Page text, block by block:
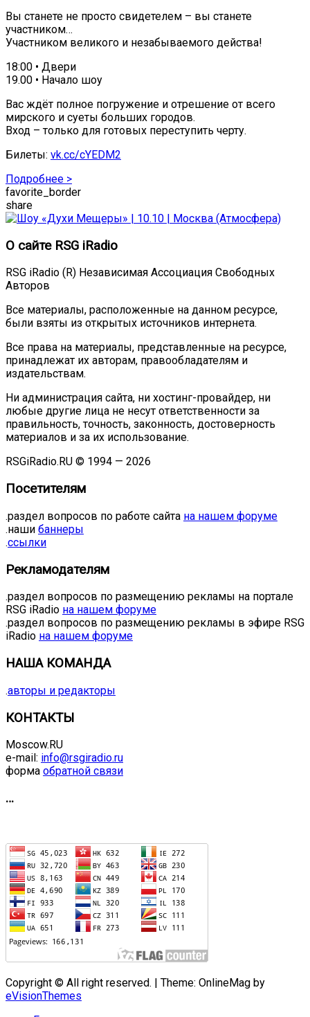
Вы станете не просто свидетелем – вы станете
участником…
Участником великого и незабываемого действа!
18:00 • Двери
19.00 • Начало шоу
Вас ждёт полное погружение и отрешение от всего
мирского и суеты больших городов.
Вход – только для готовых переступить черту.
Билеты: vk.cc/cYEDM2
Подробнее >
favorite_border
share
О сайте RSG iRadio
RSG iRadio (R) Независимая Ассоциация Свободных
Авторов
Все материалы, расположенные на данном ресурсе,
были взяты из открытых источников интернета.
Все права на материалы, представленные на ресурсе,
принадлежат их авторам, правообладателям и
издательствам.
Ни администрация сайта, ни хостинг-провайдер, ни
любые другие лица не несут ответственности за
правильность, точность, законность, достоверность
материалов и за их использование.
RSGiRadio.RU © 1994 — 2026
Посетителям
.раздел вопросов по работе сайта на нашем форуме
.наши баннеры
.ссылки
Рекламодателям
.раздел вопросов по размещению рекламы на портале
RSG iRadio на нашем форуме
.раздел вопросов по размещению рекламы в эфире RSG
iRadio на нашем форуме
НАША КОМАНДА
.авторы и редакторы
КОНТАКТЫ
Moscow.RU
e-mail: info@rsgiradio.ru
форма обратной связи
…
Copyright © All right reserved. | Theme: OnlineMag by
eVisionThemes